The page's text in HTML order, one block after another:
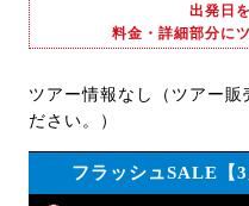
出発日
料金・詳細部分に
ツアー情報なし（ツアー
ださい。）
フラッシュSALE【